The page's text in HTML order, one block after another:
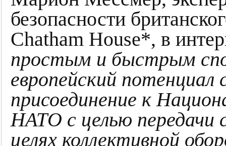
безопасности
Chatham House*, в
простым и быстрым
европейский
присоединение к
НАТО с целью передачи
целях коллективной